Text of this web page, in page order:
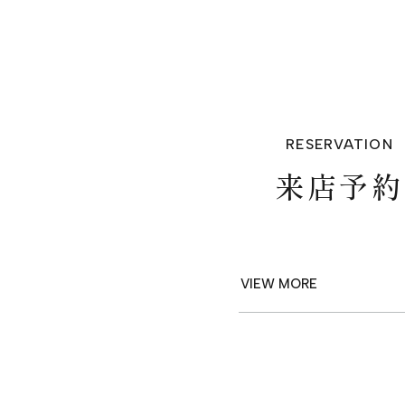
RESERVATION
来店予約
VIEW MORE